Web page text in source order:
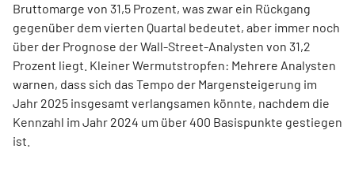
Bruttomarge von 31,5 Prozent, was zwar ein Rückgang
gegenüber dem vierten Quartal bedeutet, aber immer noch
über der Prognose der Wall-Street-Analysten von 31,2
Prozent liegt. Kleiner Wermutstropfen: Mehrere Analysten
warnen, dass sich das Tempo der Margensteigerung im
Jahr 2025 insgesamt verlangsamen könnte, nachdem die
Kennzahl im Jahr 2024 um über 400 Basispunkte gestiegen
ist.